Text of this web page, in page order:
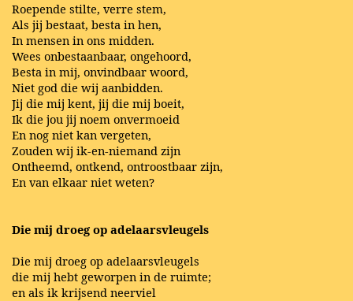
Roepende stilte, verre stem,
Als jij bestaat, besta in hen,
In mensen in ons midden.
Wees onbestaanbaar, ongehoord,
Besta in mij, onvindbaar woord,
Niet god die wij aanbidden.
Jij die mij kent, jij die mij boeit,
Ik die jou jij noem onvermoeid
En nog niet kan vergeten,
Zouden wij ik-en-niemand zijn
Ontheemd, ontkend, ontroostbaar zijn,
En van elkaar niet weten?
Die mij droeg op adelaarsvleugels
Die mij droeg op adelaarsvleugels
die mij hebt geworpen in de ruimte;
en als ik krijsend neerviel